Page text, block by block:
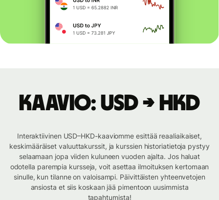
Kaavio: USD → HKD
Interaktiivinen USD–HKD-kaaviomme esittää reaaliaikaiset,
keskimääräiset valuuttakurssit, ja kurssien historiatietoja pystyy
selaamaan jopa viiden kuluneen vuoden ajalta. Jos haluat
odotella parempia kursseja, voit asettaa ilmoituksen kertomaan
sinulle, kun tilanne on valoisampi. Päivittäisten yhteenvetojen
ansiosta et siis koskaan jää pimentoon uusimmista
tapahtumista!